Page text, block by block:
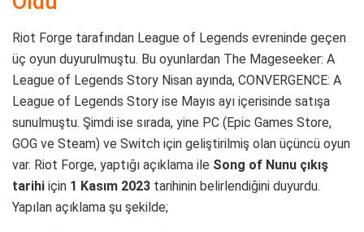
Riot Forge tarafından League of Legends evreninde geçen
üç oyun duyurulmuştu. Bu oyunlardan The Mageseeker: A
League of Legends Story Nisan ayında, CONVERGENCE: A
League of Legends Story ise Mayıs ayı içerisinde satışa
sunulmuştu. Şimdi ise sırada, yine PC (Epic Games Store,
GOG ve Steam) ve Switch için geliştirilmiş olan üçüncü oyun
var. Riot Forge, yaptığı açıklama ile Song of Nunu çıkış
tarihi için 1 Kasım 2023 tarihinin belirlendiğini duyurdu.
Yapılan açıklama şu şekilde;